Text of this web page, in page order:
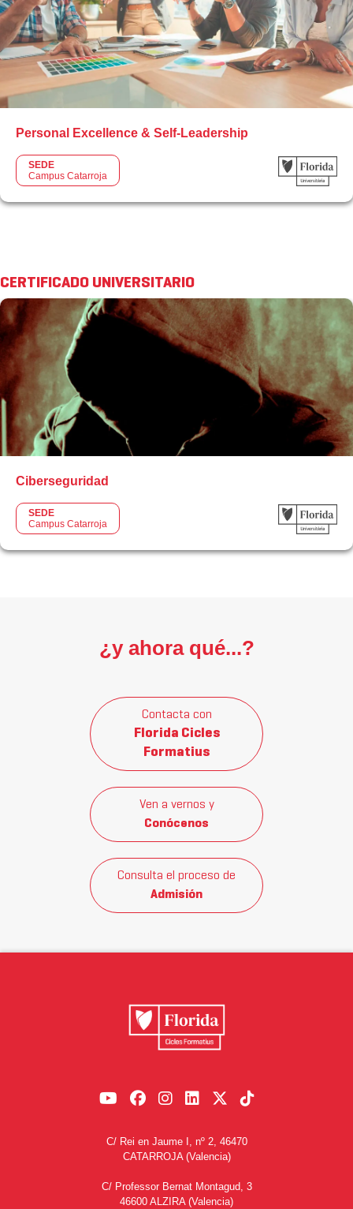
Personal Excellence & Self-Leadership
SEDE
Campus Catarroja
CERTIFICADO UNIVERSITARIO
Ciberseguridad
SEDE
Campus Catarroja
¿y ahora qué...?
Contacta con
Florida Cicles
Formatius
Ven a vernos y
Conócenos
Consulta el proceso de
Admisión
C/ Rei en Jaume I, nº 2, 46470
CATARROJA (Valencia)
C/ Professor Bernat Montagud, 3
46600 ALZIRA (Valencia)